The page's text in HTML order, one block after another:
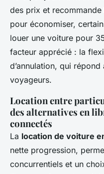
des prix et
pour économiser,
louer une voiture pour
facteur apprécié : la
d’annulation, qui
voyageurs.
Location entre
des alternatives en
connectés
La location de voiture
nette progression,
concurrentiels et un